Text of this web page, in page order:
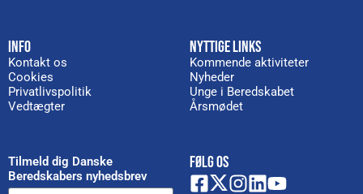
INFO
Kontakt os
Cookies
Privatlivspolitik
Vedtægter
NYTTIGE LINKS
Kommende aktiviteter
Nyheder
Unge i Beredskabet
Årsmødet
Tilmeld dig Danske
Beredskabers nyhedsbrev
FØLG OS